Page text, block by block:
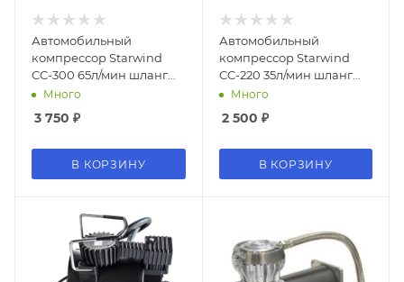
Автомобильный
компрессор Starwind
CC-300 65л/мин шланг
5мМного
3 750 ₽
В КОРЗИНУ
Автомобильный
компрессор Starwind
CC-220 35л/мин шланг
0.75м
Много
2 500 ₽
В КОРЗИНУ